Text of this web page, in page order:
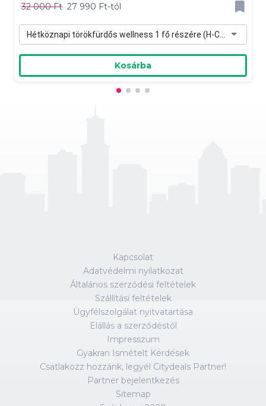
32 000 Ft 27 990 Ft-tól
Kosárba
Kapcsolat
Adatvédelmi nyilatkozat
Általános szerződési feltételek
Szállítási feltételek
Ügyfélszolgálat nyitvatartása
Elállás a szerződéstől
Impresszum
Gyakran Ismételt Kérdések
Csatlakozz hozzánk, legyél Citydeals Partner!
Partner bejelentkezés
Sitemap